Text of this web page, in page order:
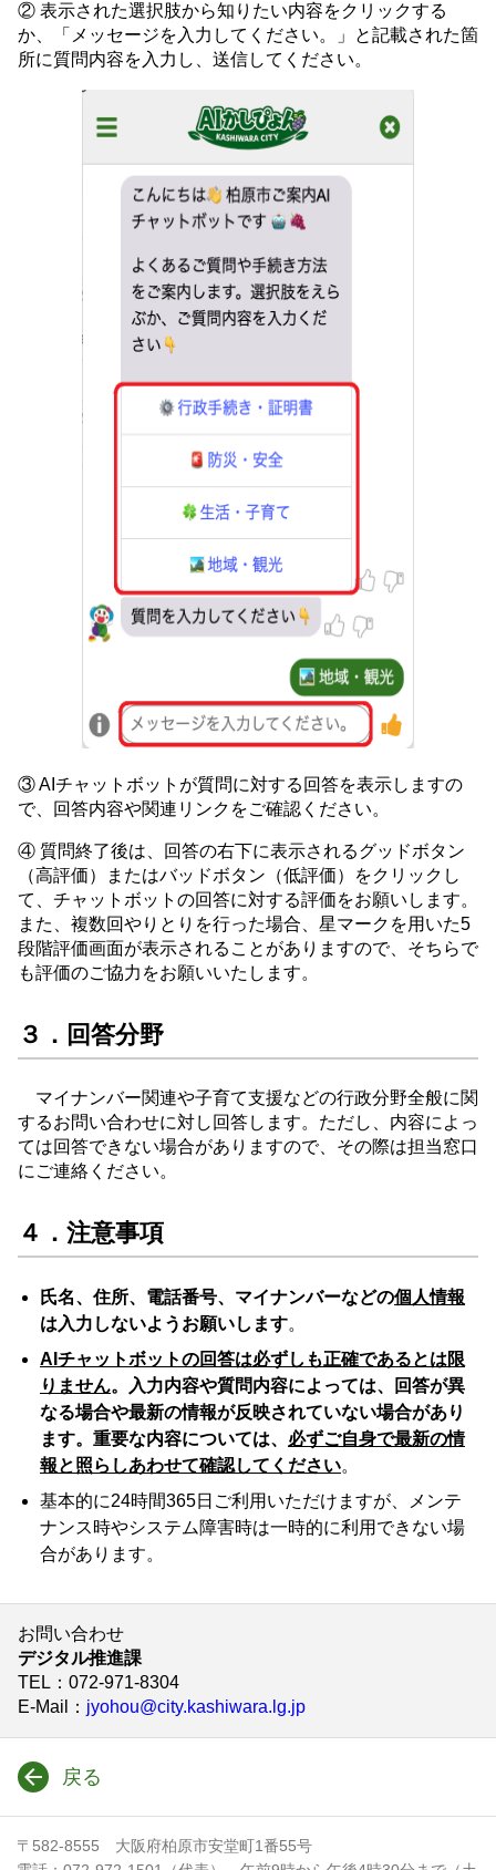
② 表示された選択肢から知りたい内容をクリックする
か、「メッセージを入力してください。」と記載された箇
所に質問内容を入力し、送信してください。
③ AIチャットボットが質問に対する回答を表示しますの
で、回答内容や関連リンクをご確認ください。
④ 質問終了後は、回答の右下に表示されるグッドボタン
（高評価）またはバッドボタン（低評価）をクリックし
て、チャットボットの回答に対する評価をお願いします。
また、複数回やりとりを行った場合、星マークを用いた5
段階評価画面が表示されることがありますので、そちらで
も評価のご協力をお願いいたします。
３．回答分野
マイナンバー関連や子育て支援などの行政分野全般に関
するお問い合わせに対し回答します。ただし、内容によっ
ては回答できない場合がありますので、その際は担当窓口
にご連絡ください。
４．注意事項
氏名、住所、電話番号、マイナンバーなどの個人情報
は入力しないようお願いします。
AIチャットボットの回答は必ずしも正確であるとは限
りません。入力内容や質問内容によっては、回答が異
なる場合や最新の情報が反映されていない場合があり
ます。重要な内容については、 必ずご自身で最新の情
報と照らしあわせて確認してください。
基本的に24時間365日ご利用いただけますが、メンテ
ナンス時やシステム障害時は一時的に利用できない場
合があります。
お問い合わせ
デジタル推進課
TEL ：072-971-8304
E-Mail
： jyohou@city.kashiwara.lg.jp
戻る
〒582-8555 大阪府柏原市安堂町1番55号